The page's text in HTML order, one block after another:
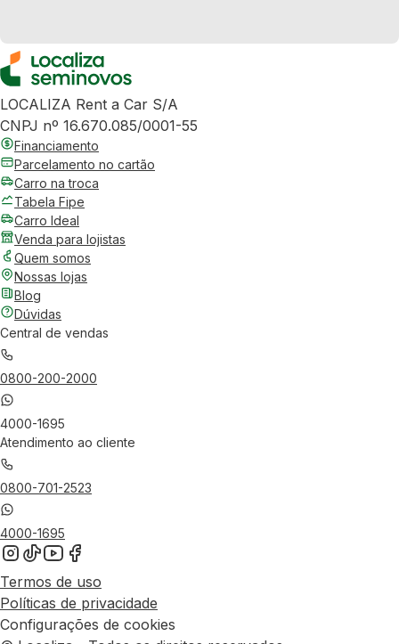
LOCALIZA Rent a Car S/A
CNPJ nº 16.670.085/0001-55
Financiamento
Parcelamento no cartão
Carro na troca
Tabela Fipe
Carro Ideal
Venda para lojistas
Quem somos
Nossas lojas
Blog
Dúvidas
Central de vendas
0800-200-2000
4000-1695
Atendimento ao cliente
0800-701-2523
4000-1695
Termos de uso
Políticas de privacidade
Configurações de cookies